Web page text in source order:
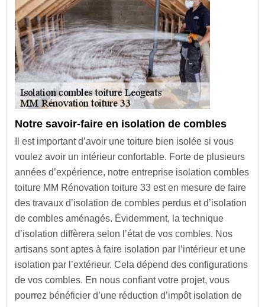
Notre savoir-faire en isolation de combles
Il est important d’avoir une toiture bien isolée si vous
voulez avoir un intérieur confortable. Forte de plusieurs
années d’expérience, notre entreprise isolation combles
toiture MM Rénovation toiture 33 est en mesure de faire
des travaux d’isolation de combles perdus et d’isolation
de combles aménagés. Évidemment, la technique
d’isolation diffèrera selon l’état de vos combles. Nos
artisans sont aptes à faire isolation par l’intérieur et une
isolation par l’extérieur. Cela dépend des configurations
de vos combles. En nous confiant votre projet, vous
pourrez bénéficier d’une réduction d’impôt isolation de